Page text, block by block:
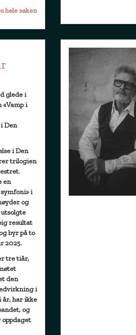
hele saken
glede i
i
Den
i Den
trilogien
en
i
og
resultat
byr på to
2025.
tre tiår,
den
i
år, har ikke
og